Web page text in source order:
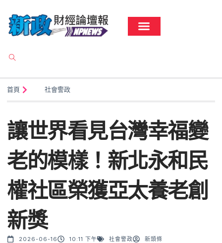
首頁 社會警政
讓世界看見台灣幸福變
老的模樣！新北永和民
權社區榮獲亞太養老創
新獎
2026-06-16 10:11 下午 社會警政 新頭條